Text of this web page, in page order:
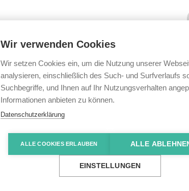
Wir verwenden Cookies
Wir setzen Cookies ein, um die Nutzung unserer
analysieren, einschließlich des Such- und Surfverlaufs
Suchbegriffe, und Ihnen auf Ihr Nutzungsverhalten
Informationen anbieten zu können.
Datenschutzerklärung
ALLE COOKIES ERLAUBEN ALLE
EINSTELLUNGEN